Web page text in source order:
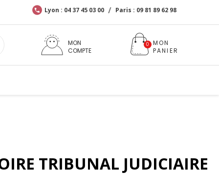
Lyon : 04 37 45 03 00 Paris : 09 81 89 62 98
MON
COMPTE
TRIBUNAL JUDICIAIRE